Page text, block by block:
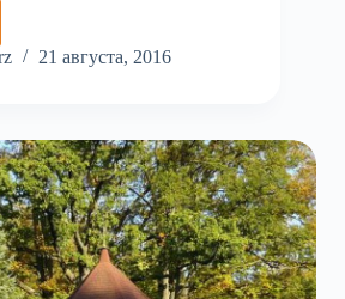
21 августа, 2016